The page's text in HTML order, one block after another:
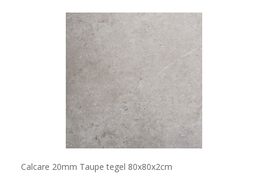
Calcare 20mm Taupe tegel 80x80x2cm